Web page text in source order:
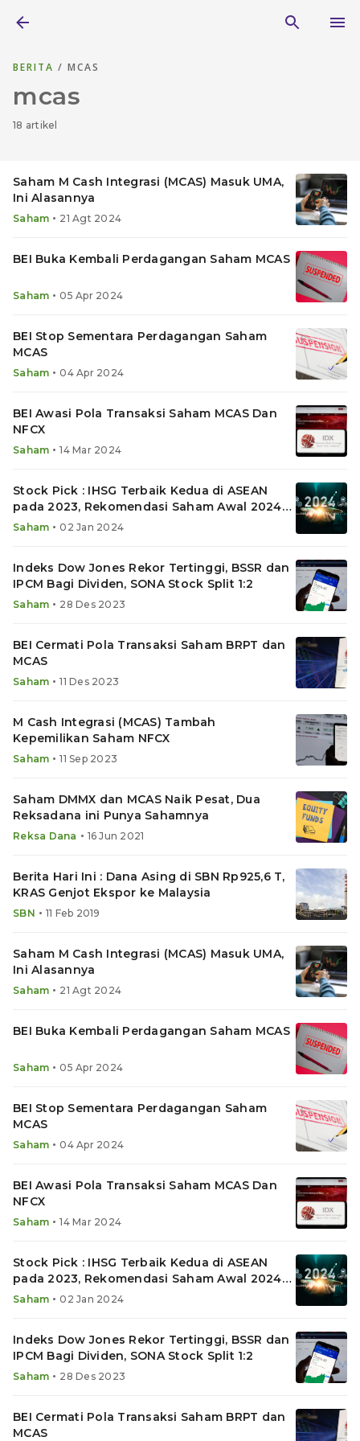
BERITA / MCAS
mcas
18 artikel
Saham M Cash Integrasi (MCAS) Masuk UMA,
Ini Alasannya
Saham • 21 Agt 2024
BEI Buka Kembali Perdagangan Saham MCAS
Saham • 05 Apr 2024
BEI Stop Sementara Perdagangan Saham
MCAS
Saham • 04 Apr 2024
BEI Awasi Pola Transaksi Saham MCAS Dan
NFCX
Saham • 14 Mar 2024
Stock Pick : IHSG Terbaik Kedua di ASEAN
pada 2023, Rekomendasi Saham Awal 2024
ICBP, EXCL dan BFIN
Saham • 02 Jan 2024
Indeks Dow Jones Rekor Tertinggi, BSSR dan
IPCM Bagi Dividen, SONA Stock Split 1:2
Saham • 28 Des 2023
BEI Cermati Pola Transaksi Saham BRPT dan
MCAS
Saham • 11 Des 2023
M Cash Integrasi (MCAS) Tambah
Kepemilikan Saham NFCX
Saham • 11 Sep 2023
Saham DMMX dan MCAS Naik Pesat, Dua
Reksadana ini Punya Sahamnya
Reksa Dana • 16 Jun 2021
Berita Hari Ini : Dana Asing di SBN Rp925,6 T,
KRAS Genjot Ekspor ke Malaysia
SBN • 11 Feb 2019
Saham M Cash Integrasi (MCAS) Masuk UMA,
Ini Alasannya
Saham • 21 Agt 2024
BEI Buka Kembali Perdagangan Saham MCAS
Saham • 05 Apr 2024
BEI Stop Sementara Perdagangan Saham
MCAS
Saham • 04 Apr 2024
BEI Awasi Pola Transaksi Saham MCAS Dan
NFCX
Saham • 14 Mar 2024
Stock Pick : IHSG Terbaik Kedua di ASEAN
pada 2023, Rekomendasi Saham Awal 2024
ICBP, EXCL dan BFIN
Saham • 02 Jan 2024
Indeks Dow Jones Rekor Tertinggi, BSSR dan
IPCM Bagi Dividen, SONA Stock Split 1:2
Saham • 28 Des 2023
BEI Cermati Pola Transaksi Saham BRPT dan
MCAS